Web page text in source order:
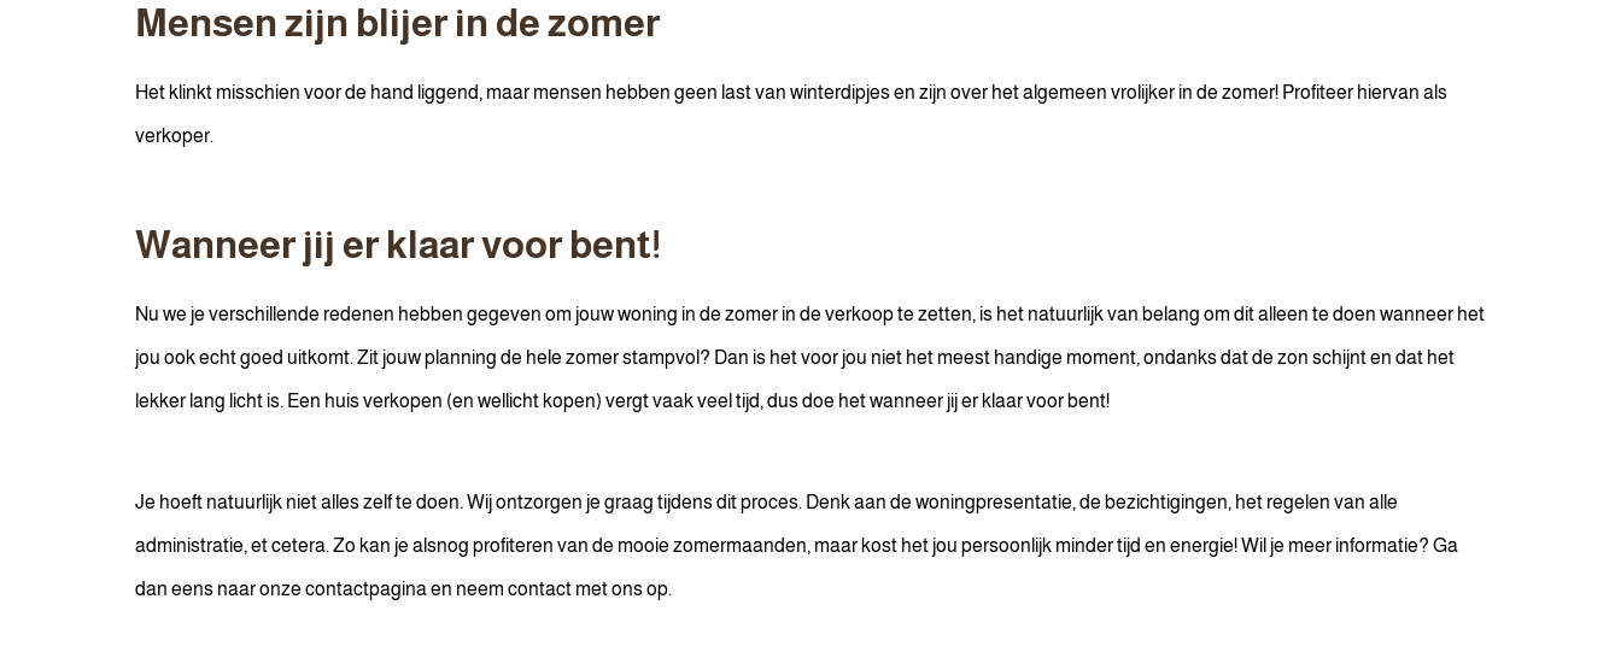
Mensen zijn blijer in de zomer
Het klinkt misschien voor de hand liggend, maar mensen hebben geen last van winterdipjes en zijn over het algemeen vrolijker in de zomer! Profiteer hiervan als
verkoper.
Wanneer jij er klaar voor bent!
Nu we je verschillende redenen hebben gegeven om jouw woning in de zomer in de verkoop te zetten, is het natuurlijk van belang om dit alleen te doen wanneer het
jou ook echt goed uitkomt. Zit jouw planning de hele zomer stampvol? Dan is het voor jou niet het meest handige moment, ondanks dat de zon schijnt en dat het
lekker lang licht is. Een huis verkopen (en wellicht kopen) vergt vaak veel tijd, dus doe het wanneer jij er klaar voor bent!
Je hoeft natuurlijk niet alles zelf te doen.Wij ontzorgen je graag tijdens dit proces. Denk aan de woningpresentatie, de bezichtigingen, het regelen van alle
administratie, et cetera. Zo kan je alsnog profiteren van de mooie zomermaanden, maar kost het jou persoonlijk minder tijd en energie! Wil je meer informatie? Ga
dan eens naar onze contactpagina en neem contact met ons op.